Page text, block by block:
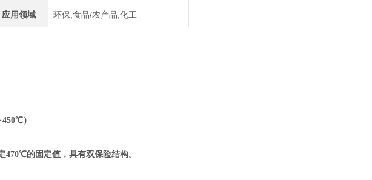
应用领域 环保,食品/农产品,化工
）
的固定值，具有双保险结构。